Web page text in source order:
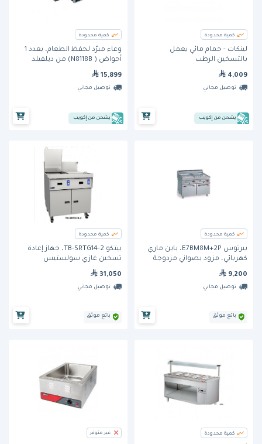
كمية محدودة
لينكات - حمام مائي يعمل
بالتسخين الرطب
4,009
توصيل مجاني
يشحن من إكويب
كمية محدودة
وعاء مبرّد لحفظ الطعام، بعدد 1
أحواض ( N8118B) من ديلفيلد
15,899
توصيل مجاني
يشحن من إكويب
كمية محدودة
بيرتوس E7BM8M+2P، باين ماري
كهربائي، مزود بصواني مزدوجة
9,200
توصيل مجاني
بائع موثق
كمية محدودة
بيتكو TB-SRTG14-2، جهاز إعادة
تسخين غازي سولستيس
31,050
توصيل مجاني
بائع موثق
كمية محدودة غير متوفر